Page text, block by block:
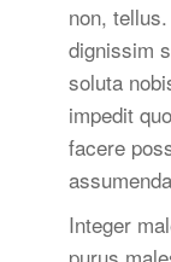
non,
dignissim
soluta
impedit
facere
Integer